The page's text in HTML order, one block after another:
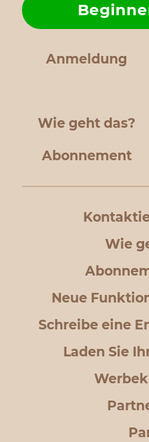
Anmeldung
Wie geht das?
Abonnement
Wie
Neue
Schreibe eine
Laden Sie